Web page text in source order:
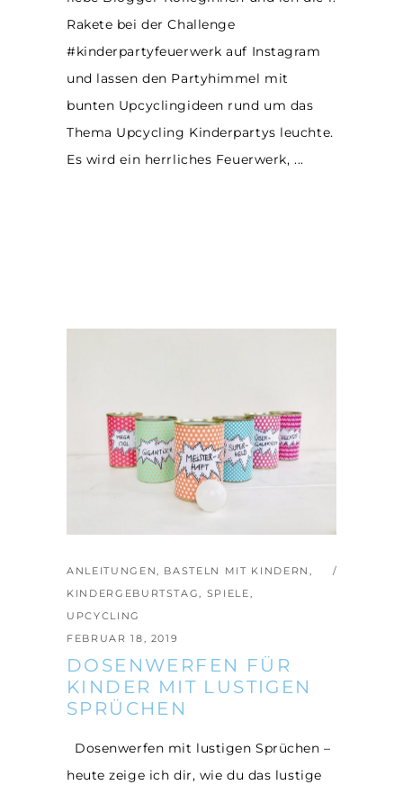
Rakete bei der Challenge
#kinderpartyfeuerwerk auf Instagram
und lassen den Partyhimmel mit
bunten Upcyclingideen rund um das
Thema Upcycling Kinderpartys leuchte.
Es wird ein herrliches Feuerwerk,
ANLEITUNGEN, BASTELN MIT KINDERN ,
KINDERGEBURTSTAG, SPIELE,
UPCYCLING
FEBRUAR 18, 2019
DOSENWERFEN FÜR
KINDER MIT LUSTIGEN
SPRÜCHEN
Dosenwerfen mit lustigen Sprüchen –
heute zeige ich dir, wie du das lustige